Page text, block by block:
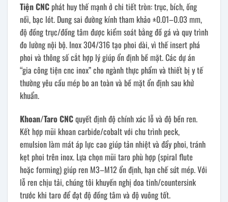
Tiện CNCphát huy thế mạnh ở chi tiết tròn: trục, bích, ống
nối, bạc lót. Dung sai đường kính tham khảo ±0.01–0.03 mm,
độ đồng trục/đồng tâm được kiểm soát bằng đồ gá và quy trình
đo lường nội bộ. Inox 304/316 tạo phoi dài, vì thế insert phá
phoi và thông số cắt hợp lý giúp ổn định bề mặt. Các dự án
“gia công tiện cnc inox” cho ngành thực phẩm và thiết bị y tế
thường yêu cầu mép bo an toàn và bề mặt ổn định sau khử
khuẩn.
Khoan/Taro CNCquyết định độ chính xác lỗ và độ bền ren.
Kết hợp mũi khoan carbide/cobalt với chu trình peck,
emulsion làm mát áp lực cao giúp tản nhiệt và đẩy phoi, tránh
kẹt phoi trên inox. Lựa chọn mũi taro phù hợp (spiral flute
hoặc forming) giúp ren M3–M12 ổn định, hạn chế sứt mép. Với
lỗ ren chịu tải, chúng tôi khuyến nghị doa tinh/countersink
trước khi taro để đạt độ đồng tâm và độ vuông tốt.